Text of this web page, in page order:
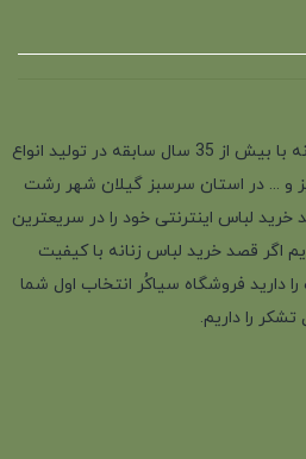
فروشگاه سیاکُر فروش لباس زنانه با بیش از 35 سال سابقه در تولید انواع
و ... در استان سرسبز گیلان شهر رشت
لباس اینترنتی خود را در سریعترین
اگر قصد خرید لباس زنانه با کیفیت
فروشگاه سیاکُر انتخاب اول شما
را داریم.